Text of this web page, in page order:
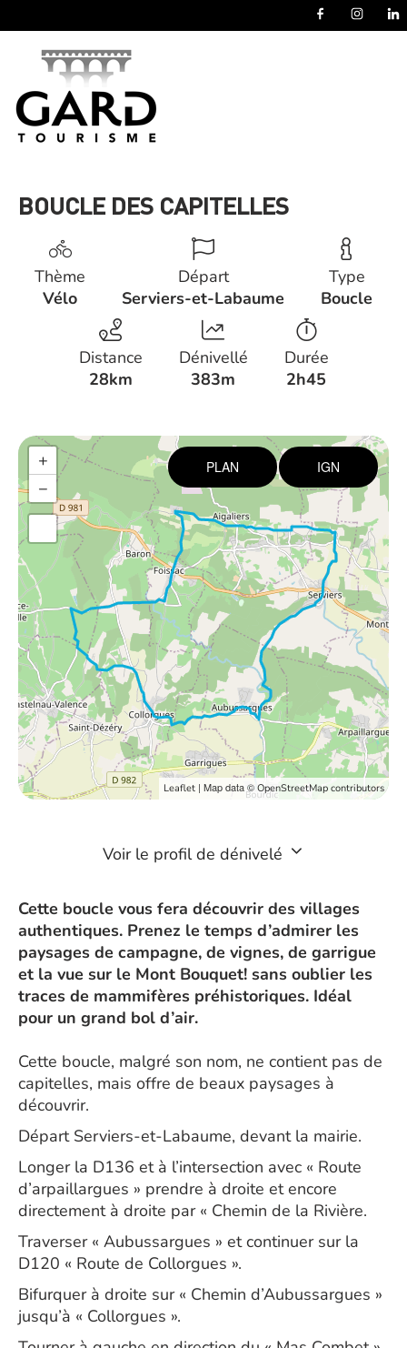
BOUCLE DES CAPITELLES
Thème
Vélo
Départ
Serviers-et-Labaume
Type
Boucle
Distance
28km
Dénivellé
383m
Durée
2h45
+
−
PLAN IGN
Leaflet | Map data © OpenStreetMap contributors
Voir le profil de dénivelé
Cette boucle vous fera découvrir des villages
authentiques. Prenez le temps d’admirer les
paysages de campagne, de vignes, de garrigue
et la vue sur le Mont Bouquet! sans oublier les
traces de mammifères préhistoriques. Idéal
pour un grand bol d’air.
Cette boucle, malgré son nom, ne contient pas de
capitelles, mais offre de beaux paysages à
découvrir.
Départ Serviers-et-Labaume, devant la mairie.
Longer la D136 et à l’intersection avec « Route
d’arpaillargues » prendre à droite et encore
directement à droite par « Chemin de la Rivière.
Traverser « Aubussargues » et continuer sur la
D120 « Route de Collorgues ».
Bifurquer à droite sur « Chemin d’Aubussargues »
jusqu’à « Collorgues ».